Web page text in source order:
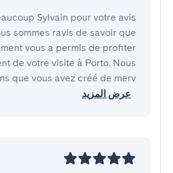
Sylvain pour votre avis
sommes ravis de savoir que
vous a permis de profiter
de votre visite à Porto. Nous
que vous avez créé de merv
عرض المزيد